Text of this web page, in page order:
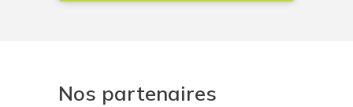
Nos partenaires